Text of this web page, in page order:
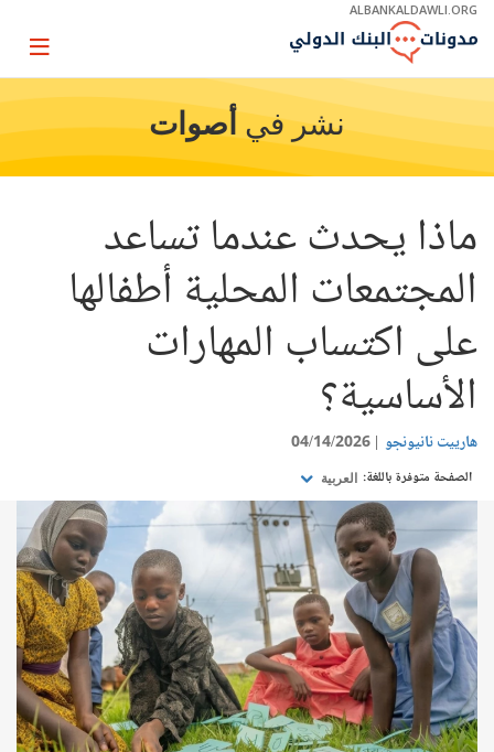
Skip
Main
ALBANKALDAWLI.ORG
Page
نشر في أصوات
ماذا يحدث عندما تساعد
المجتمعات المحلية أطفالها
على اكتساب المهارات
الأساسية؟
هارييت نانيونجو 04/14/2026
الصفحة متوفرة باللغة: العربية